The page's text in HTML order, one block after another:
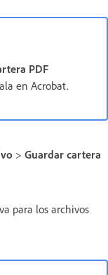
PDF
en Acrobat.
> Guardar cartera
para los archivos